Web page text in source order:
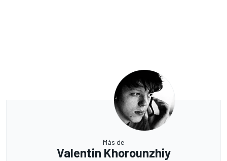
Más de
Valentin Khorounzhiy